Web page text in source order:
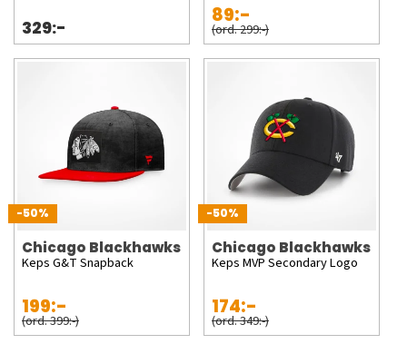
329:-
89:-
(ord. 299:-)
-50%
Chicago Blackhawks
Keps G&T Snapback
199:-
(ord. 399:-)
-50%
Chicago Blackhawks
Keps MVP Secondary Logo
174:-
(ord. 349:-)